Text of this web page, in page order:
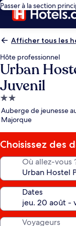
Passer à la section
Afficher tous les
Hôte professionnel
Urban
Juvenil
Hébergement
2.0 étoiles
Auberge de jeunesse
Majorque
Choisissez des
Où allez-vous
Dates
Voyageurs